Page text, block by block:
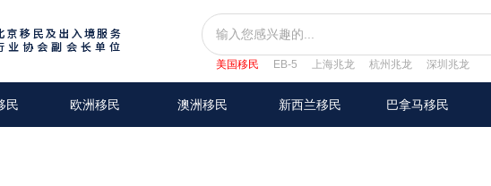
美国移民 EB-5 上海兆龙 杭州兆龙 深圳兆龙
民 欧洲移民 澳洲移民 新西兰移民 巴拿马移民